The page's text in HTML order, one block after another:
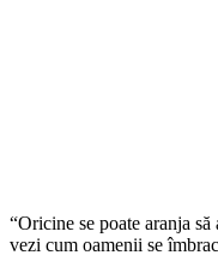
“Oricine se poate aranja să
vezi cum oamenii se